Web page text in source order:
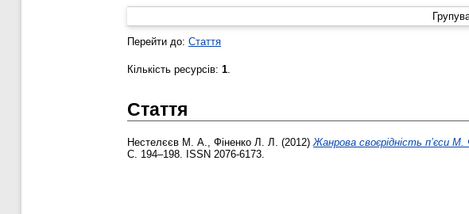
Перейти до: Стаття
Кількість ресурсів: 1.
Стаття
Нестелєєв М. А., Фіненко Л. Л. (2012)Жанрова своєрідність п’єси
С. 194–198. ISSN 2076-6173.